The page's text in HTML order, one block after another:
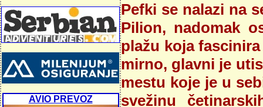
AVIO PREVOZ
Pefki se nalazi na
Pilion, nadomak
plažu koja
mirno, glavni je
mestu koje je u
svežinu